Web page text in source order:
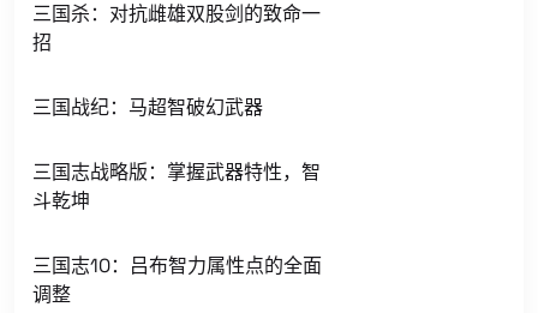
三国杀：对抗雌雄双股剑的致命一
招
三国战纪：马超智破幻武器
三国志战略版：掌握武器特性，智
斗乾坤
三国志10：吕布智力属性点的全面
调整